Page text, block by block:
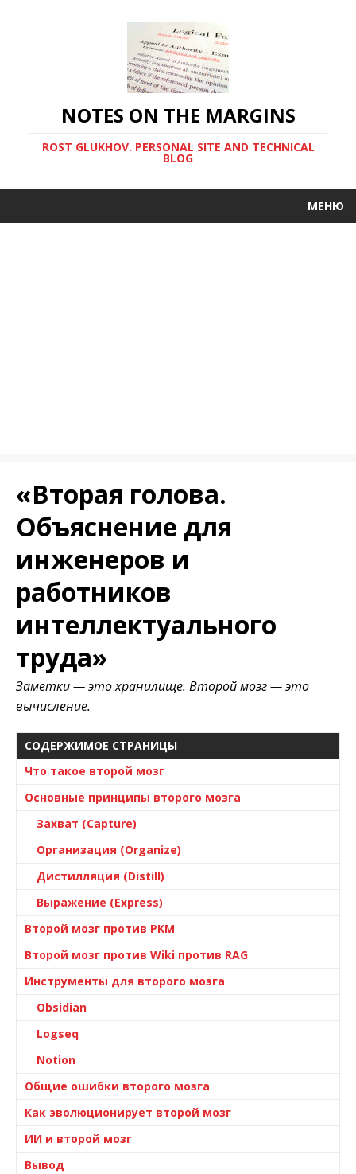
NOTES ON THE MARGINS
ROST GLUKHOV. PERSONAL SITE AND TECHNICAL
BLOG
МЕНЮ
«Вторая голова.
Объяснение для
инженеров и
работников
интеллектуального
труда»
Заметки — это хранилище. Второй мозг — это
вычисление.
СОДЕРЖИМОЕ СТРАНИЦЫ
Что такое второй мозг
Основные принципы второго мозга
Захват (Capture)
Организация (Organize)
Дистилляция (Distill)
Выражение (Express)
Второй мозг против PKM
Второй мозг против Wiki против RAG
Инструменты для второго мозга
Obsidian
Logseq
Notion
Общие ошибки второго мозга
Как эволюционирует второй мозг
ИИ и второй мозг
Вывод